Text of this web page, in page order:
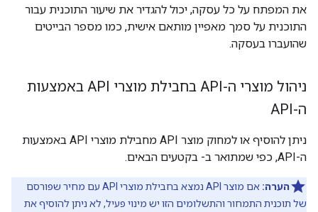
את המפתח על כל עסקה, יכול להגדיר את שיעור התוכנית עבור
התוכנית על סמך מאפיין מותאם אישית, כמו מספר הבייטים
שהועברו בעסקה.
ניהול מוצרי ה-API בחבילת מוצרי API באמצעות
ה-API
ניתן להוסיף או למחוק מוצר API מחבילת מוצרי API באמצעות
ה-API, כפי שמתואר ב- בקטעים הבאים.
הערה:
אם מוצר API נמצא בחבילת מוצרי API עם מחיר שפורסם
של תוכנית התמחור והתשלומים הזו יש מינוי פעיל, לא ניתן להוסיף את